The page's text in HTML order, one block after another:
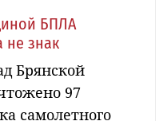
БПЛА
не знак
Брянской
97
самолетного